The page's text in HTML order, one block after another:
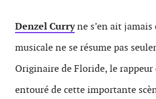
Denzel Curryne s’en ait jamais
musicale ne se résume pas
Originaire de Floride, le
entouré de cette importante